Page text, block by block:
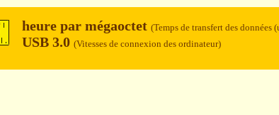
heure par mégaoctet (Temps de transfert des données
USB 3.0 (Vitesses de connexion des ordinateur)